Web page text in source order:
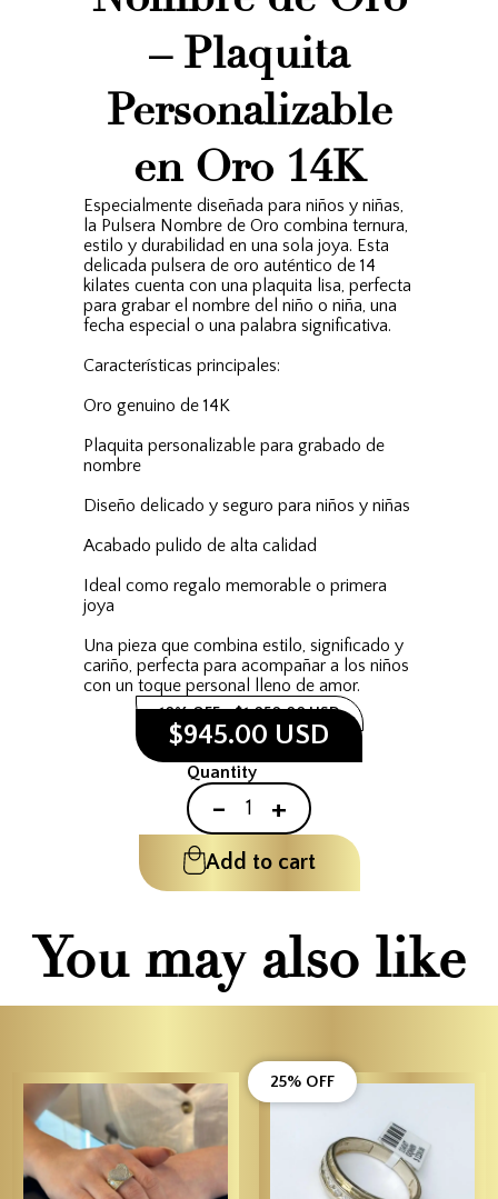
– Plaquita
Personalizable
en Oro 14K
Especialmente diseñada para niños y niñas,
la Pulsera Nombre de Oro combina ternura,
estilo y durabilidad en una sola joya. Esta
delicada pulsera de oro auténtico de 14
kilates cuenta con una plaquita lisa, perfecta
para grabar el nombre del niño o niña, una
fecha especial o una palabra significativa.
Características principales:
Oro genuino de 14K
Plaquita personalizable para grabado de
nombre
Diseño delicado y seguro para niños y niñas
Acabado pulido de alta calidad
Ideal como regalo memorable o primera
joya
Una pieza que combina estilo, significado y
cariño, perfecta para acompañar a los niños
con un toque personal lleno de amor.
10% OFF $1,050.00 USD
$945.00 USD
Quantity
- +
Add to cart
You may also like
25% OFF